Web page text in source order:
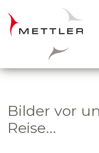
Skip to main content
Bilder vor
Reise...